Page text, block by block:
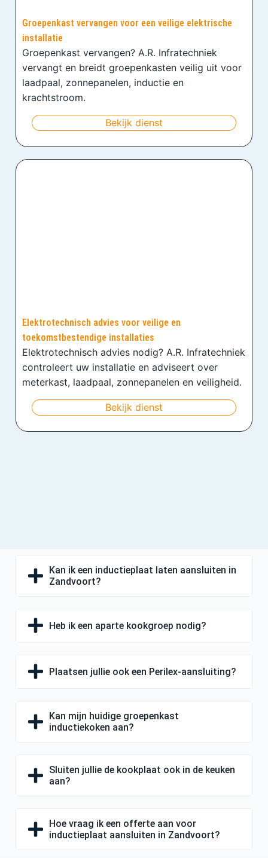
Groepenkast vervangen voor een veilige elektrische
installatie
Groepenkast vervangen? A.R. Infratechniek
vervangt en breidt groepenkasten veilig uit voor
laadpaal, zonnepanelen, inductie en
krachtstroom.
Bekijk dienst
Elektrotechnisch advies voor veilige en
toekomstbestendige installaties
Elektrotechnisch advies nodig? A.R. Infratechniek
controleert uw installatie en adviseert over
meterkast, laadpaal, zonnepanelen en veiligheid.
Bekijk dienst
Kan ik een inductieplaat laten aansluiten in
Zandvoort?
Heb ik een aparte kookgroep nodig?
Plaatsen jullie ook een Perilex-aansluiting?
Kan mijn huidige groepenkast
inductiekoken aan?
Sluiten jullie de kookplaat ook in de keuken
aan?
Hoe vraag ik een offerte aan voor
inductieplaat aansluiten in Zandvoort?